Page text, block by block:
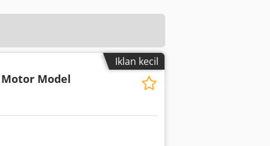
Iklan kecil
Motor Model